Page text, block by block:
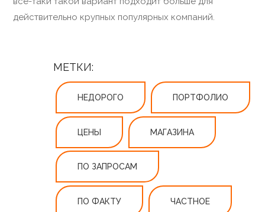
действительно крупных популярных компаний.
МЕТКИ:
НЕДОРОГО ПОРТФОЛИО
ЦЕНЫ МАГАЗИНА
ПО ЗАПРОСАМ
ПО ФАКТУ ЧАСТНОЕ